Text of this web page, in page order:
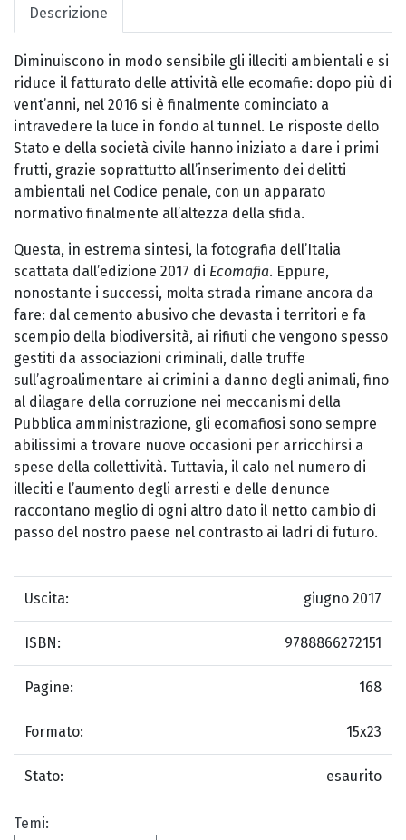
Descrizione
Diminuiscono in modo sensibile gli illeciti ambientali e si
riduce il fatturato delle attività elle ecomafie: dopo più di
vent’anni, nel 2016 si è finalmente cominciato a
intravedere la luce in fondo al tunnel. Le risposte dello
Stato e della società civile hanno iniziato a dare i primi
frutti, grazie soprattutto all’inserimento dei delitti
ambientali nel Codice penale, con un apparato
normativo finalmente all’altezza della sfida.
Questa, in estrema sintesi, la fotografia dell’Italia
scattata dall’edizione 2017 di Ecomafia. Eppure,
nonostante i successi, molta strada rimane ancora da
fare: dal cemento abusivo che devasta i territori e fa
scempio della biodiversità, ai rifiuti che vengono spesso
gestiti da associazioni criminali, dalle truffe
sull’agroalimentare ai crimini a danno degli animali, fino
al dilagare della corruzione nei meccanismi della
Pubblica amministrazione, gli ecomafiosi sono sempre
abilissimi a trovare nuove occasioni per arricchirsi a
spese della collettività. Tuttavia, il calo nel numero di
illeciti e l’aumento degli arresti e delle denunce
raccontano meglio di ogni altro dato il netto cambio di
passo del nostro paese nel contrasto ai ladri di futuro.
Uscita: giugno 2017
ISBN: 9788866272151
Pagine: 168
Formato: 15x23
Stato: esaurito
Temi: